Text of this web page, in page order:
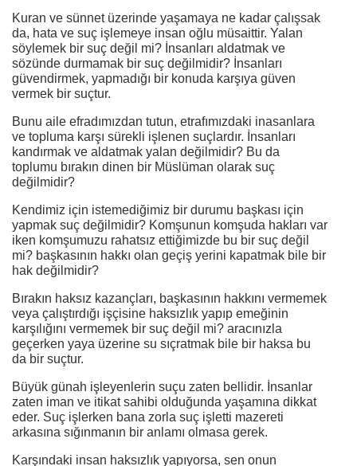
Kuran ve sünnet üzerinde yaşamaya ne kadar çalışsak
da, hata ve suç işlemeye insan oğlu müsaittir. Yalan
söylemek bir suç değil mi? İnsanları aldatmak ve
sözünde durmamak bir suç değilmidir? İnsanları
güvendirmek, yapmadığı bir konuda karşıya güven
vermek bir suçtur.
Bunu aile efradımızdan tutun, etrafımızdaki inasanlara
ve topluma karşı sürekli işlenen suçlardır. İnsanları
kandırmak ve aldatmak yalan değilmidir? Bu da
toplumu bırakın dinen bir Müslüman olarak suç
değilmidir?
Kendimiz için istemediğimiz bir durumu başkası için
yapmak suç değilmidir? Komşunun komşuda hakları var
iken komşumuzu rahatsız ettiğimizde bu bir suç değil
mi? başkasının hakkı olan geçiş yerini kapatmak bile bir
hak değilmidir?
Bırakın haksız kazançları, başkasının hakkını vermemek
veya çalıştırdığı işçisine haksızlık yapıp emeğinin
karşılığını vermemek bir suç değil mi? aracınızla
geçerken yaya üzerine su sıçratmak bile bir haksa bu
da bir suçtur.
Büyük günah işleyenlerin suçu zaten bellidir. İnsanlar
zaten iman ve itikat sahibi olduğunda yaşamına dikkat
eder. Suç işlerken bana zorla suç işletti mazereti
arkasına sığınmanın bir anlamı olmasa gerek.
Karşındaki insan haksızlık yapıyorsa, sen onun